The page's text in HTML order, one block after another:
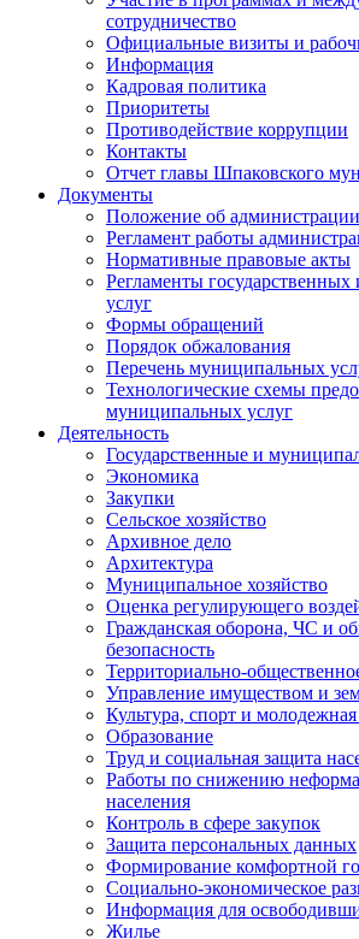
сотрудничество
Официальные визиты и
Информация
Кадровая политика
Приоритеты
Противодействие коррупции
Контакты
Отчет главы Шпаковского
Документы
Положение об администрации
Регламент работы
Нормативные правовые акты
Регламенты
услуг
Формы обращений
Порядок обжалования
Перечень муниципальных
Технологические схемы
муниципальных услуг
Деятельность
Государственные и
Экономика
Закупки
Сельское хозяйство
Архивное дело
Архитектура
Муниципальное хозяйство
Оценка регулирующего
Гражданская оборона, ЧС и
безопасность
Территориально-
Управление имуществом и
Культура, спорт и
Образование
Труд и социальная защита
Работы по снижению
населения
Контроль в сфере закупок
Защита персональных данных
Формирование комфортной
Социально-экономическое
Информация для
Жилье